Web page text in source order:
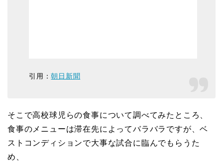
引用：朝日新聞
そこで高校球児らの食事について調べてみたところ、
食事のメニューは滞在先によってバラバラですが、ベ
ストコンディションで大事な試合に臨んでもらうた
め、